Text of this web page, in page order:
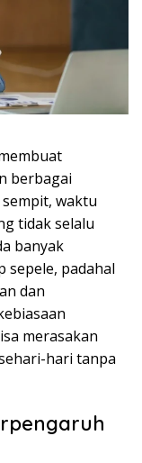
berbagai
waktu
tidak selalu
banyak
sepele, padahal
dan
merasakan
hari tanpa